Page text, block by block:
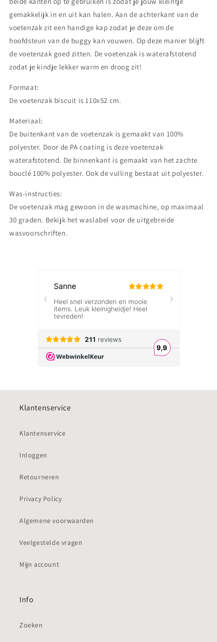
gemakkelijk in en uit kan halen. Aan de achterkant van de
voetenzak zit een handige kap zodat je deze om de
hoofdsteun van de buggy kan vouwen. Op deze manier blijft
de voetenzak goed zitten. De voetenzak is waterafstotend
zodat je kindje lekker warm en droog zit!
Formaat:
De voetenzak biscuit is 110x52 cm.
Materiaal:
De buitenkant van de voetenzak is gemaakt van 100%
polyester. Door de PA coating is deze voetenzak
waterafstotend. De binnenkant is gemaakt van het zachte
bouclé 100% polyester. Ook de vulling bestaat uit polyester.
Was-instructies:
De voetenzak mag gewoon in de wasmachine, op maximaal
30 graden. Bekijk het waslabel voor de uitgebreide
wasvoorschriften.
Klantenservice
Klantenservice
Inloggen
Retourneren
Privacy Policy
Algemene voorwaarden
Veelgestelde vragen
Mijn account
Info
Zoeken